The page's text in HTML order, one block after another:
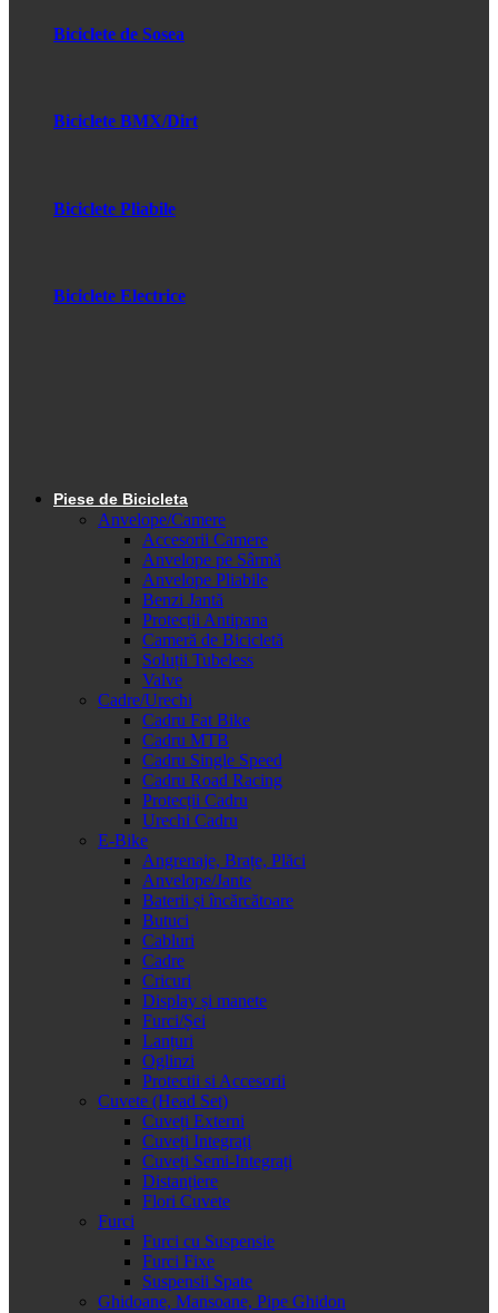
Biciclete de Sosea
Biciclete BMX/Dirt
Biciclete Pliabile
Biciclete Electrice
Piese de Bicicleta
Anvelope/Camere
Accesorii Camere
Anvelope pe Sârmă
Anvelope Pliabile
Benzi Jantă
Protecții Antipana
Cameră de Bicicletă
Soluții Tubeless
Valve
Cadre/Urechi
Cadru Fat Bike
Cadru MTB
Cadru Single Speed
Cadru Road Racing
Protecții Cadru
Urechi Cadru
E-Bike
Angrenaje, Brațe, Plăci
Anvelope/Jante
Baterii și încărcătoare
Butuci
Cabluri
Cadre
Cricuri
Display și manete
Furci/Șei
Lanțuri
Oglinzi
Protectii si Accesorii
Cuvete (Head Set)
Cuveți Externi
Cuveți Integrați
Cuveți Semi-Integrați
Distanțiere
Flori Cuvete
Furci
Furci cu Suspensie
Furci Fixe
Suspensii Spate
Ghidoane, Mansoane, Pipe Ghidon